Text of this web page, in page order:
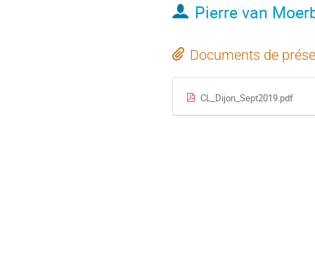
Pierre van
Documents de
CL_Dijon_Sept2019.pdf